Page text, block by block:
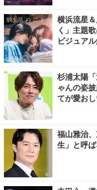
横浜流星
く」主題
ビジュア
杉浦太陽
ゃんの姿
てが愛お
福山雅治
生」と呼